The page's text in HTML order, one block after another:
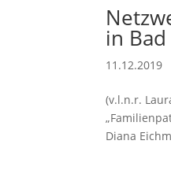
in
11.12.2019
(v.l.n.r.
Diana